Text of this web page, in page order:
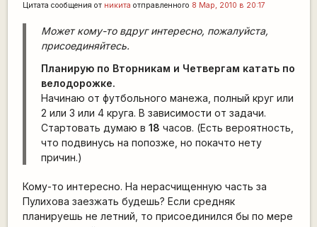
Цитата сообщения от никита отправленного 8 Мар, 2010 в 20:17
Может кому-то вдруг интересно, пожалуйста,
присоединяйтесь.
Планирую по Вторникам и Четвергам катать по
велодорожке.
Начинаю от футбольного манежа, полный круг или
2 или 3 или 4 круга. В зависимости от задачи.
Стартовать думаю в 18 часов. (Есть вероятность,
что подвинусь на попозже, но покачто нету
причин.)
Кому-то интересно. На нерасчищенную часть за
Пулихова заезжать будешь? Если средняк
планируешь не летний, то присоединился бы по мере